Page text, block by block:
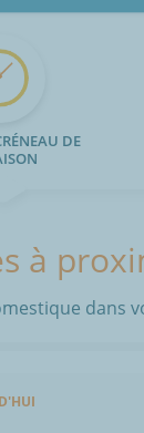
DE
à
dans